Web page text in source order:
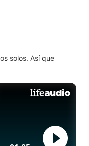
solos. Así que